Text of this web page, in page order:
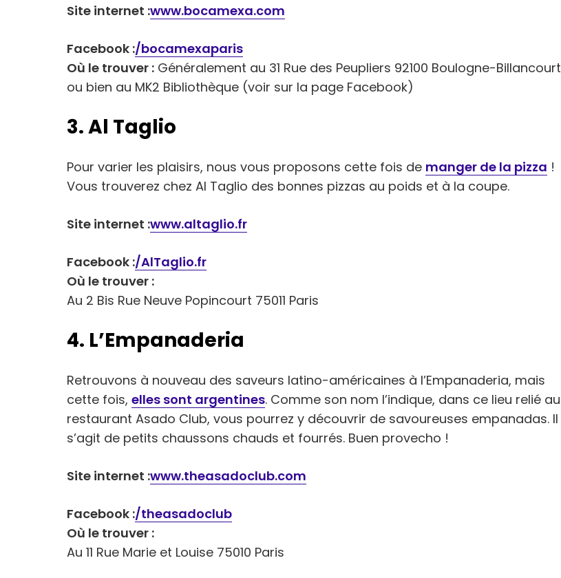
Site internet :www.bocamexa.com
Facebook :/bocamexaparis
Où le trouver : Généralement au 31 Rue des Peupliers 92100 Boulogne-Billancourt
ou bien au MK2 Bibliothèque (voir sur la page Facebook)
3. Al Taglio
Pour varier les plaisirs, nous vous proposons cette fois de manger de la pizza !
Vous trouverez chez Al Taglio des bonnes pizzas au poids et à la coupe.
Site internet :www.altaglio.fr
Facebook :/AlTaglio.fr
Où le trouver :
Au 2 Bis Rue Neuve Popincourt 75011 Paris
4. L’Empanaderia
Retrouvons à nouveau des saveurs latino-américaines à l’Empanaderia, mais
cette fois, elles sont argentines. Comme son nom l’indique, dans ce lieu relié au
restaurant Asado Club, vous pourrez y découvrir de savoureuses empanadas. Il
s’agit de petits chaussons chauds et fourrés. Buen provecho !
Site internet :www.theasadoclub.com
Facebook :/theasadoclub
Où le trouver :
Au 11 Rue Marie et Louise 75010 Paris